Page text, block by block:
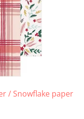
/ Snowflake paper